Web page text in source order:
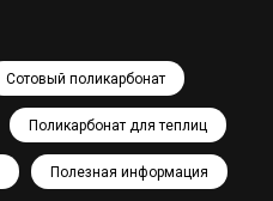
Сотовый поликарбонат
Поликарбонат для теплиц
Полезная информация